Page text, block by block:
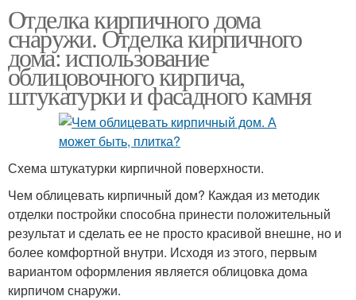
Отделка кирпичного дома
снаружи. Отделка кирпичного
дома: использование
облицовочного кирпича,
штукатурки и фасадного камня
Схема штукатурки кирпичной поверхности.
Чем облицевать кирпичный дом? Каждая из методик
отделки постройки способна принести положительный
результат и сделать ее не просто красивой внешне, но и
более комфортной внутри. Исходя из этого, первым
вариантом оформления является облицовка дома
кирпичом снаружи.